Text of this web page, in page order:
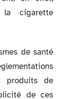
cigarette
de santé
produits de
de ces